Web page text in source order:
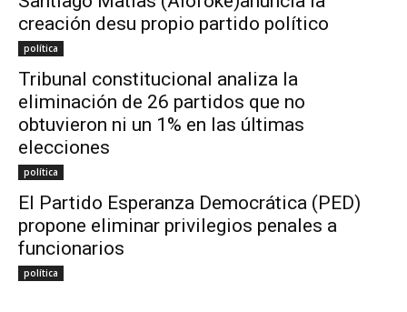
creación desu propio partido político
política
Tribunal constitucional analiza la
eliminación de 26 partidos que no
obtuvieron ni un 1% en las últimas
elecciones
política
El Partido Esperanza Democrática (PED)
propone eliminar privilegios penales a
funcionarios
política